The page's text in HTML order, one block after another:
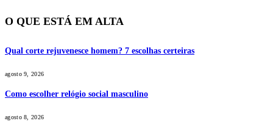
O QUE ESTÁ EM ALTA
Qual corte rejuvenesce homem? 7 escolhas certeiras
agosto 9, 2026
Como escolher relógio social masculino
agosto 8, 2026